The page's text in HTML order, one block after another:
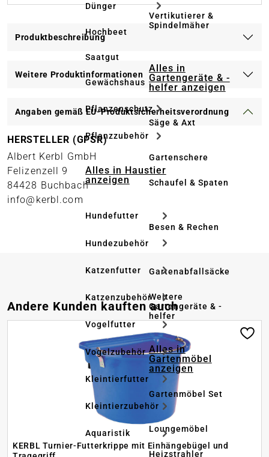
Dünger
Hochbeet
Saatgut
Gewächshaus
Pflanzenschutz
Pflanzzubehör
Alles in Haustier
anzeigen
Hundefutter
Hundezubehör
Katzenfutter
Katzenzubehör
Vogelfutter
Vogelzubehör
Kleintierfutter
Kleintierzubehör
Aquaristik
Vertikutierer &
Spindelmäher
Alles in
Gartengeräte & -
helfer anzeigen
Säge & Axt
Gartenschere
Schaufel & Spaten
Besen & Rechen
Gartenabfallsäcke
Weitere
Gartengeräte & -
helfer
Alles in
Gartenmöbel
anzeigen
Gartenmöbel Set
Loungemöbel
Heizstrahler
Produktbeschreibung
Weitere Produktinformationen
Angaben gemäß EU-Produktsicherheitsverordnung
HERSTELLER (GPSR)
Albert Kerbl GmbH
Felizenzell 9
84428 Buchbach
info@kerbl.com
Produktgalerie überspringen
Andere Kunden kauften auch
KERBL Turnier-Futterkrippe mit Einhängebügel und